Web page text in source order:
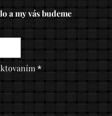
a my vás budeme